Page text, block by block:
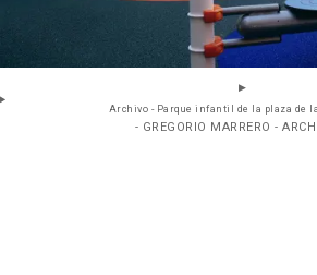
Archivo - Parque infantil de la plaza de
- GREGORIO MARRERO -